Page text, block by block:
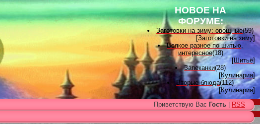
НОВОЕ НА
ФОРУМЕ:
Заготовки на зиму: овощные(59)
[Заготовки на зиму]
Всякое разное по шитью,
интересное(18)
[Шитьё]
Запеканки(28)
[Кулинария]
Вторые блюда(112)
[Кулинария]
Вышивка лентами(15)
[Вышивка лентами ]
Наградные розетки для
домашних питомцев, МК и
Приветствую Вас Гость
RSS